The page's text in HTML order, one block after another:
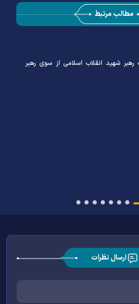
مطالب مرتبط
رهبر شهید انقلاب اسلامی از سوی رهبر
ارسال نظرات